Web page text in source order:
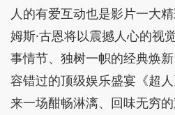
人的有爱互动也是影片一大
姆斯·古恩将以震撼人心的视
事情节、独树一帜的经典焕
容错过的顶级娱乐盛宴《超
来一场酣畅淋漓、回味无穷的